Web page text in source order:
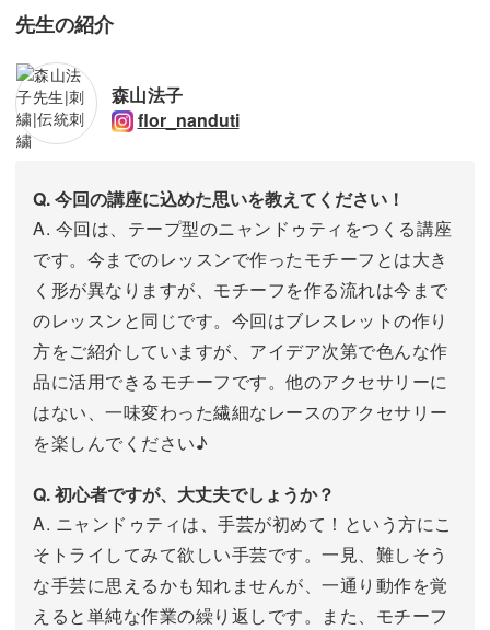
先生の紹介
森山法子
flor_nanduti
Q. 今回の講座に込めた思いを教えてください！
A. 今回は、テープ型のニャンドゥティをつくる講座
です。今までのレッスンで作ったモチーフとは大き
く形が異なりますが、モチーフを作る流れは今まで
のレッスンと同じです。今回はブレスレットの作り
方をご紹介していますが、アイデア次第で色んな作
品に活用できるモチーフです。他のアクセサリーに
はない、一味変わった繊細なレースのアクセサリー
を楽しんでください♪
Q. 初心者ですが、大丈夫でしょうか？
A. ニャンドゥティは、手芸が初めて！という方にこ
そトライしてみて欲しい手芸です。一見、難しそう
な手芸に思えるかも知れませんが、一通り動作を覚
えると単純な作業の繰り返しです。また、モチーフ